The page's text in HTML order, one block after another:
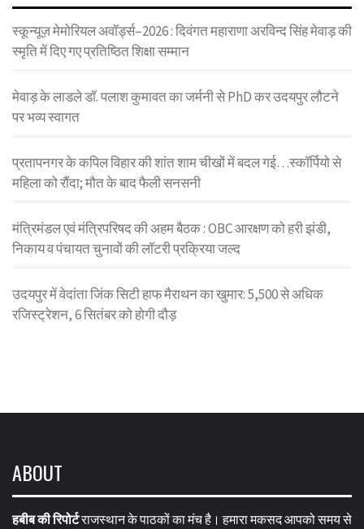
स्कून्यूज़ मेमोरियल अवॉर्ड्स–2026 : दिवंगत महाराणा अरविन्द सिंह मेवाड़ की
स्मृति में दिए गए प्रतिष्ठित शिक्षा सम्मान
मेवाड़ के लाडले डॉ. पलाश कुमावत का जर्मनी से PhD कर उदयपुर लौटने
पर भव्य स्वागत
प्रतापनगर के कपिल विहार की शांत शाम चीखों में बदल गई…स्कॉर्पियो से
महिला को रौंदा; मौत के बाद फैली सनसनी
मंत्रिमंडल एवं मंत्रिपरिषद की अहम बैठक : OBC आरक्षण को हरी झंडी,
निकाय व पंचायत चुनावों की लॉटरी प्रक्रिया जल्द
उदयपुर में वेदांता जिंक सिटी हाफ मैराथन का खुमार: 5,500 से अधिक
रजिस्ट्रेशन, 6 सितंबर को होगी दौड़
ABOUT
हबीब की रिपोर्टराजस्थान के पाठकों का मंच है। हमारा मकसद आपको समय से